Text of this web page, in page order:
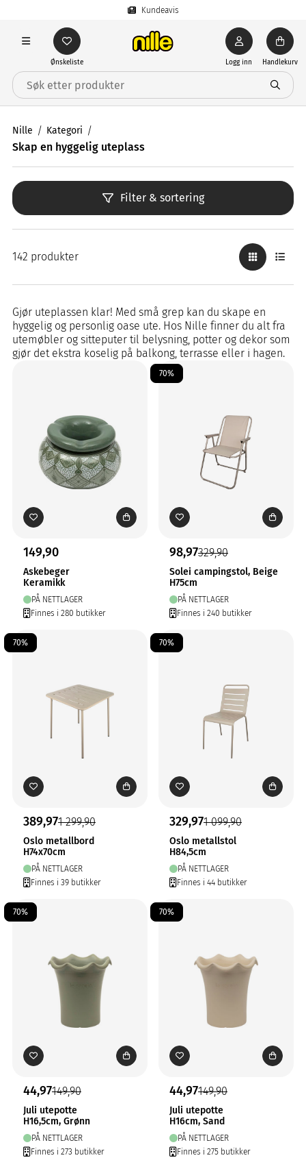
Kundeavis
Ønskeliste Logg inn Handlekurv
Nille Kategori
Skap en hyggelig uteplass
Filter & sortering
142 produkter
Gjør uteplassen klar! Med små grep kan du skape en
hyggelig og personlig oase ute. Hos Nille finner du alt fra
utemøbler og sitteputer til belysning, potter og dekor som
gjør det ekstra koselig på balkong, terrasse eller i hagen.
149,90
Askebeger
Keramikk
PÅ NETTLAGER
Finnes i 280 butikker
70%
98,97329,90
Solei campingstol, Beige
H75cm
PÅ NETTLAGER
Finnes i 240 butikker
70%
389,971 299,90
Oslo metallbord
H74x70cm
PÅ NETTLAGER
Finnes i 39 butikker
70%
329,971 099,90
Oslo metallstol
H84,5cm
PÅ NETTLAGER
Finnes i 44 butikker
70%
44,97149,90
Juli utepotte
H16,5cm, Grønn
PÅ NETTLAGER
Finnes i 273 butikker
70%
44,97149,90
Juli utepotte
H16cm, Sand
PÅ NETTLAGER
Finnes i 275 butikker